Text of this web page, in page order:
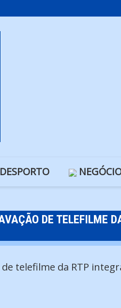
DESPORTO
DE TELEFILME